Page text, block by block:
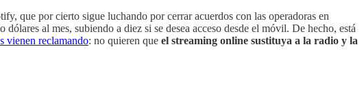
que por cierto sigue luchando por cerrar acuerdos con las operadoras en
dólares al mes, subiendo a diez si se desea acceso desde el móvil. De hecho, está
vienen reclamando: no quieren que el streaming online sustituya a la radio y la